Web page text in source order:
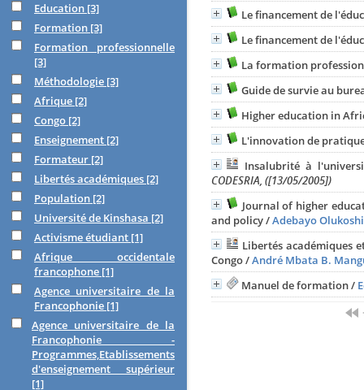
Le financement de
Le financement de
La formation
Guide de survie au
Higher education in
L'innovation de
Insalubrité à
CODESRIA, ([13/05/2005])
Journal of higher
and policy/Adebayo Olukoshi
Libertés académiques
Congo/André Mbata B.
Manuel de formation/
Education [3]
Formation [3]
Formation professionnelle
[3]
Méthodologie [3]
Afrique [2]
Congo [2]
Enseignement [2]
Formateur [2]
Libertés académiques [2]
Population [2]
Université de Kinshasa [2]
Activisme étudiant [1]
Afrique occidentale
francophone [1]
Agence universitaire de la
Francophonie [1]
Agence universitaire de la
Francophonie -
Programmes,Etablissements
d'enseignement supérieur
[1]